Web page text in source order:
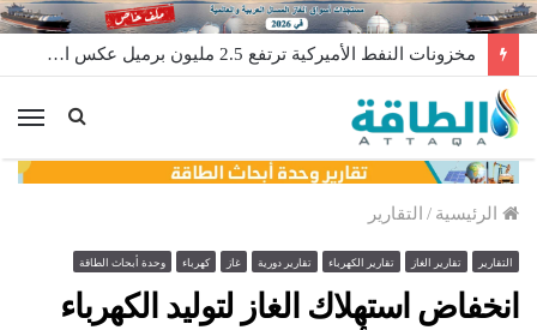
مخزونات النفط الأميركية ترتفع 2.5 مليون برميل عكس التوقعات
الرئيسية / التقارير
التقارير تقارير الغاز تقارير الكهرباء تقارير دورية غاز كهرباء وحدة أبحاث الطاقة
انخفاض استهلاك الغاز لتوليد الكهرباء